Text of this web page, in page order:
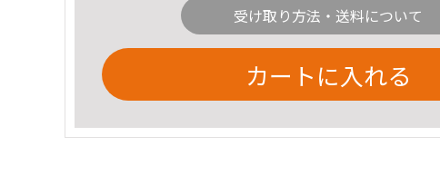
受け取り方法・送料について
カートに入れる